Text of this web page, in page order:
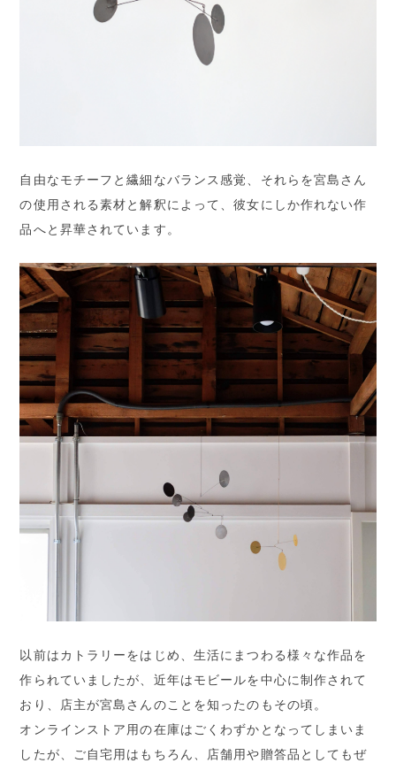
自由なモチーフと繊細なバランス感覚、それらを宮島さん
の使用される素材と解釈によって、彼女にしか作れない作
品へと昇華されています。
以前はカトラリーをはじめ、生活にまつわる様々な作品を
作られていましたが、近年はモビールを中心に制作されて
おり、店主が宮島さんのことを知ったのもその頃。
オンラインストア用の在庫はごくわずかとなってしまいま
したが、ご自宅用はもちろん、店舗用や贈答品としてもぜ